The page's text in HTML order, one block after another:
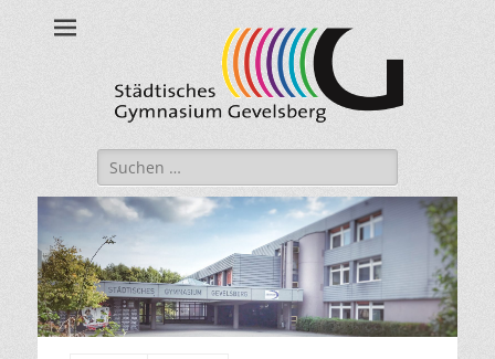
Städtisches
Gymnasium
Gevelsberg
Suche
nach: